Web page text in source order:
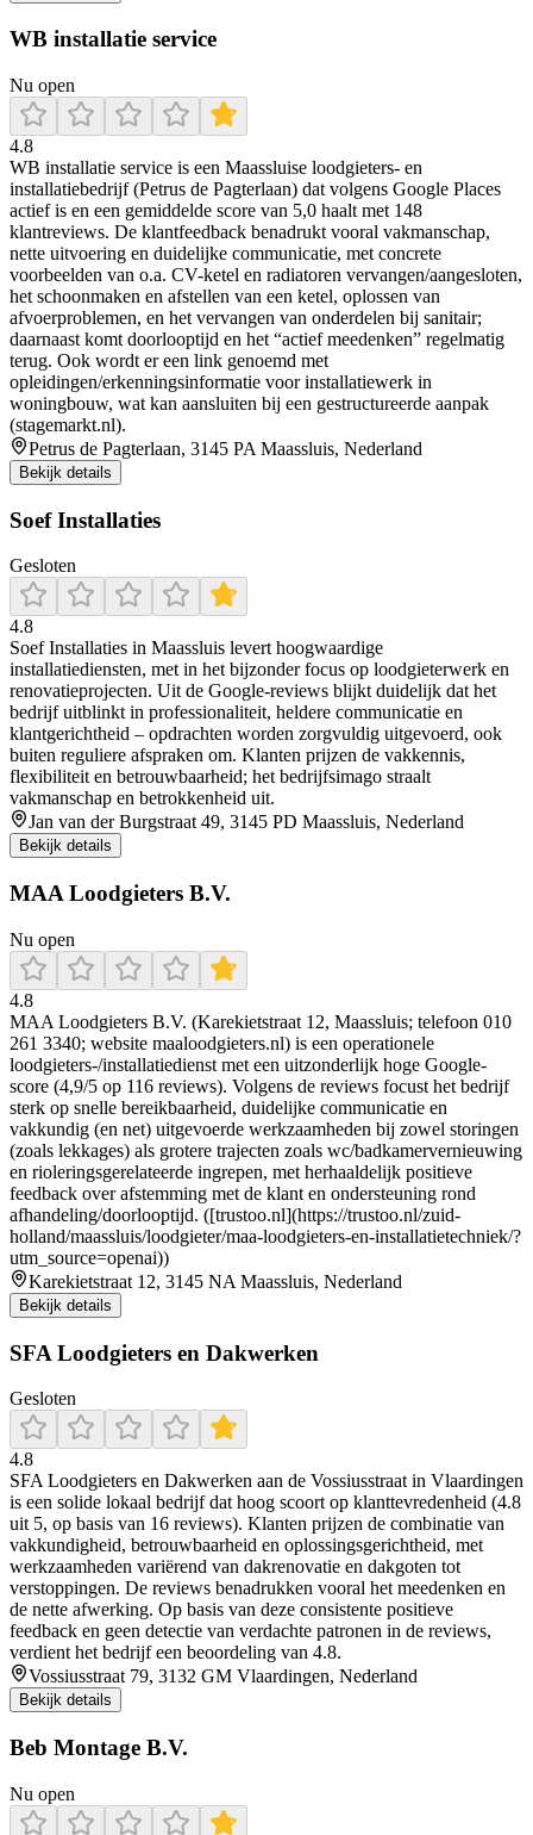
WB installatie service
Nu open
4.8
WB installatie service is een Maassluise loodgieters- en
installatiebedrijf (Petrus de Pagterlaan) dat volgens Google Places
actief is en een gemiddelde score van 5,0 haalt met 148
klantreviews. De klantfeedback benadrukt vooral vakmanschap,
nette uitvoering en duidelijke communicatie, met concrete
voorbeelden van o.a. CV-ketel en radiatoren vervangen/aangesloten,
het schoonmaken en afstellen van een ketel, oplossen van
afvoerproblemen, en het vervangen van onderdelen bij sanitair;
daarnaast komt doorlooptijd en het “actief meedenken” regelmatig
terug. Ook wordt er een link genoemd met
opleidingen/erkenningsinformatie voor installatiewerk in
woningbouw, wat kan aansluiten bij een gestructureerde aanpak
(stagemarkt.nl).
Petrus de Pagterlaan, 3145 PA Maassluis, Nederland
Bekijk details
Soef Installaties
Gesloten
4.8
Soef Installaties in Maassluis levert hoogwaardige
installatiediensten, met in het bijzonder focus op loodgieterwerk en
renovatieprojecten. Uit de Google-reviews blijkt duidelijk dat het
bedrijf uitblinkt in professionaliteit, heldere communicatie en
klantgerichtheid – opdrachten worden zorgvuldig uitgevoerd, ook
buiten reguliere afspraken om. Klanten prijzen de vakkennis,
flexibiliteit en betrouwbaarheid; het bedrijfsimago straalt
vakmanschap en betrokkenheid uit.
Jan van der Burgstraat 49, 3145 PD Maassluis, Nederland
Bekijk details
MAA Loodgieters B.V.
Nu open
4.8
MAA Loodgieters B.V. (Karekietstraat 12, Maassluis; telefoon 010
261 3340; website maaloodgieters.nl) is een operationele
loodgieters-/installatiedienst met een uitzonderlijk hoge Google-
score (4,9/5 op 116 reviews). Volgens de reviews focust het bedrijf
sterk op snelle bereikbaarheid, duidelijke communicatie en
vakkundig (en net) uitgevoerde werkzaamheden bij zowel storingen
(zoals lekkages) als grotere trajecten zoals wc/badkamervernieuwing
en rioleringsgerelateerde ingrepen, met herhaaldelijk positieve
feedback over afstemming met de klant en ondersteuning rond
afhandeling/doorlooptijd. ([trustoo.nl](https://trustoo.nl/zuid-
holland/maassluis/loodgieter/maa-loodgieters-en-installatietechniek/?
utm_source=openai))
Karekietstraat 12, 3145 NA Maassluis, Nederland
Bekijk details
SFA Loodgieters en Dakwerken
Gesloten
4.8
SFA Loodgieters en Dakwerken aan de Vossiusstraat in Vlaardingen
is een solide lokaal bedrijf dat hoog scoort op klanttevredenheid (4.8
uit 5, op basis van 16 reviews). Klanten prijzen de combinatie van
vakkundigheid, betrouwbaarheid en oplossingsgerichtheid, met
werkzaamheden variërend van dakrenovatie en dakgoten tot
verstoppingen. De reviews benadrukken vooral het meedenken en
de nette afwerking. Op basis van deze consistente positieve
feedback en geen detectie van verdachte patronen in de reviews,
verdient het bedrijf een beoordeling van 4.8.
Vossiusstraat 79, 3132 GM Vlaardingen, Nederland
Bekijk details
Beb Montage B.V.
Nu open